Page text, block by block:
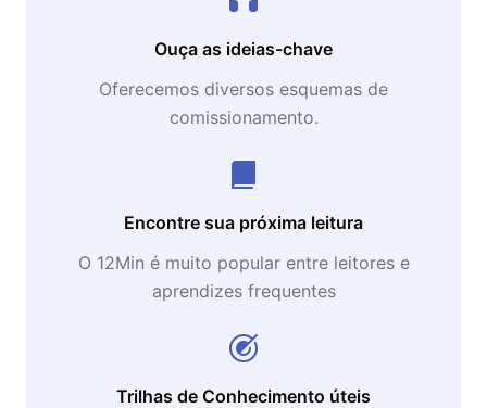
Ouça as ideias-chave
Oferecemos diversos esquemas de
comissionamento.
Encontre sua próxima leitura
O 12Min é muito popular entre leitores e
aprendizes frequentes
Trilhas de Conhecimento úteis